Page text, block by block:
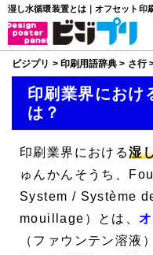
湿し水循環装置とは｜オフセット印
ビジプリ > 印刷用語辞典 > さ行
印刷業界におけ
は？
印刷業界における湿
ゅんかんそうち、
System / Système
mouillage ）とは、
（ファウンテン溶液